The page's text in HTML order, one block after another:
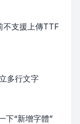
不支援上傳TTF
多行文字
下“新增字體”